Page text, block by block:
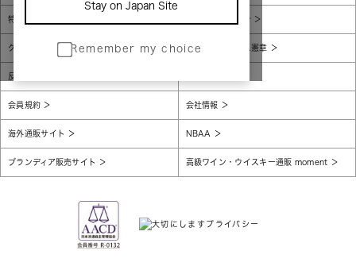
Stay on Japan Site
Remember my choice
特定商取引法に基づく表示 個人情報保護方針
グローバルプライバシーポリシー コンプライアンス憲章
反社会的勢力に対する基本方針
会員規約 会社情報
海外通販サイト NBAA
ブランディア販売サイト 高級ワイン・ウイスキー通販 moment